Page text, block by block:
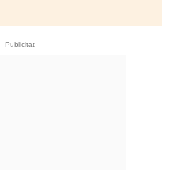
- Publicitat -